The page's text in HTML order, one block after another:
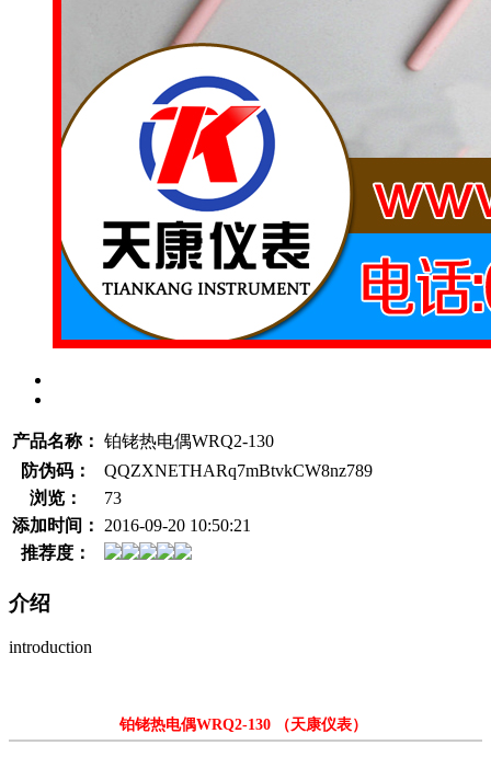
产品名称： 铂铑热电偶WRQ2-130
防伪码：
QQZXNETHARq7mBtvkCW8nz789
浏览：
73
添加时间：
2016-09-20 10:50:21
推荐度：
介绍
introduction
铂铑热电偶WRQ2-130 （天康仪表）